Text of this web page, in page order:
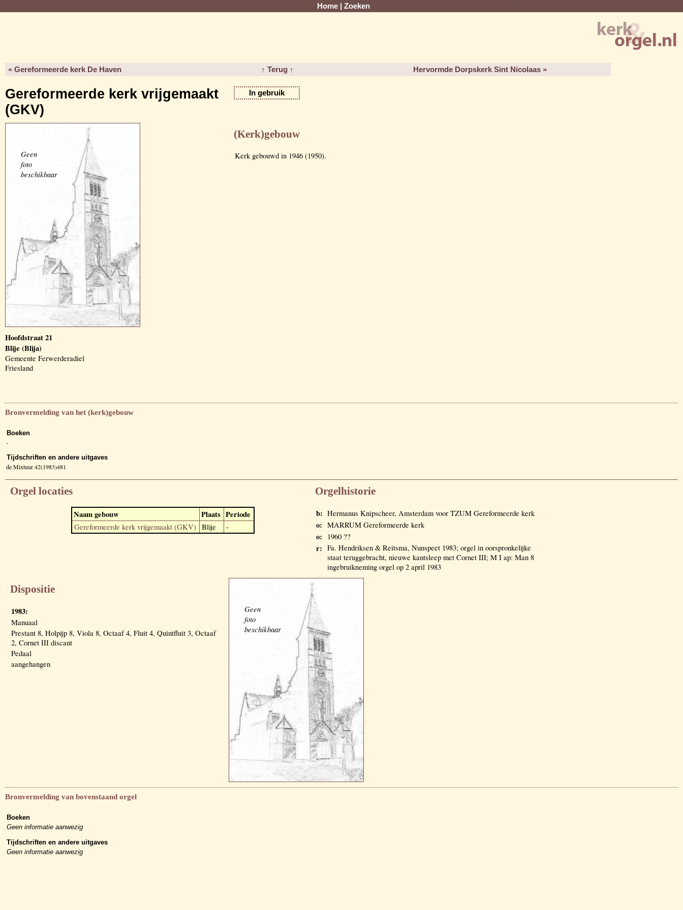
Home Zoeken
« Gereformeerde kerk De Haven ↑ Terug ↑ Hervormde Dorpskerk Sint Nicolaas »
Gereformeerde kerk vrijgemaakt
(GKV)
In gebruik
Geen
foto
beschikbaar
Hoofdstraat 21
Blije (Blija)
Gemeente Ferwerderadiel
Friesland
(Kerk)gebouw
Kerk gebouwd in 1946 (1950).
Bronvermelding van het (kerk)gebouw
Boeken
-
Tijdschriften en andere uitgaves
de Mixtuur 42(1983)481
Orgel locaties
Naam gebouw Plaats Periode
Gereformeerde kerk vrijgemaakt (GKV) Blije -
Orgelhistorie
b: Hermanus Knipscheer, Amsterdam voor TZUM Gereformeerde kerk
o: MARRUM Gereformeerde kerk
o: 1960 ??
r: Fa. Hendriksen & Reitsma, Nunspeet 1983; orgel in oorspronkelijke
staat teruggebracht, nieuwe kantsleep met Cornet III; M I ap: Man 8
ingebruikneming orgel op 2 april 1983
Dispositie
1983:
Manuaal
Prestant 8, Holpijp 8, Viola 8, Octaaf 4, Fluit 4, Quintfluit 3, Octaaf
2, Cornet III discant
Pedaal
aangehangen
Geen
foto
beschikbaar
Bronvermelding van bovenstaand orgel
Boeken
Geen informatie aanwezig
Tijdschriften en andere uitgaves
Geen informatie aanwezig